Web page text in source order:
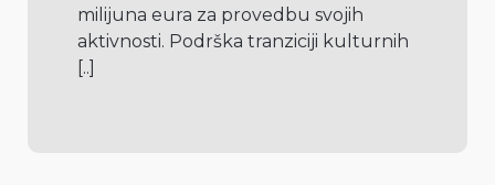
milijuna eura za provedbu svojih
[..]